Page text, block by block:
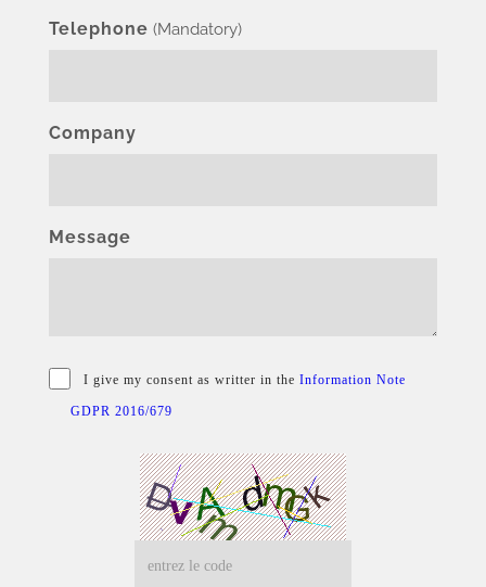
Telephone (Mandatory)
Company
Message
I give my consent as writter in the Information Note
GDPR 2016/679